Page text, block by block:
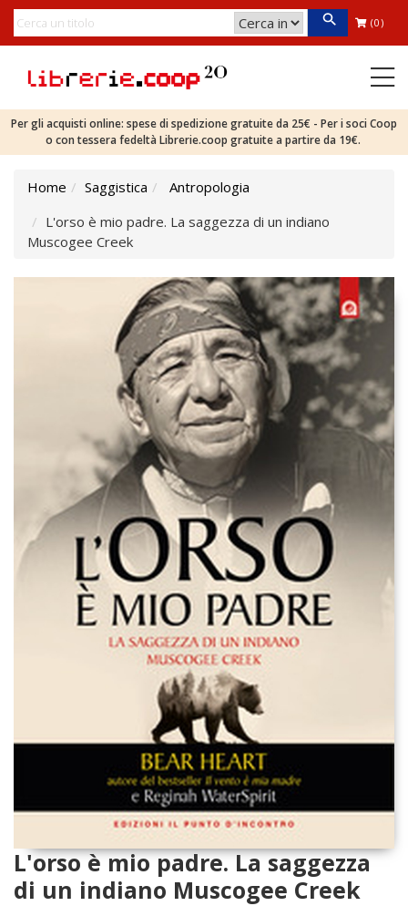
(0)
Per gli acquisti online: spese di spedizione gratuite da 25€ - Per i soci Coop
o con tessera fedeltà Librerie.coop gratuite a partire da 19€.
Home Saggistica
Antropologia
L'orso è mio padre. La saggezza di un indiano
Muscogee Creek
L'orso è mio padre. La saggezza
di un indiano Muscogee Creek